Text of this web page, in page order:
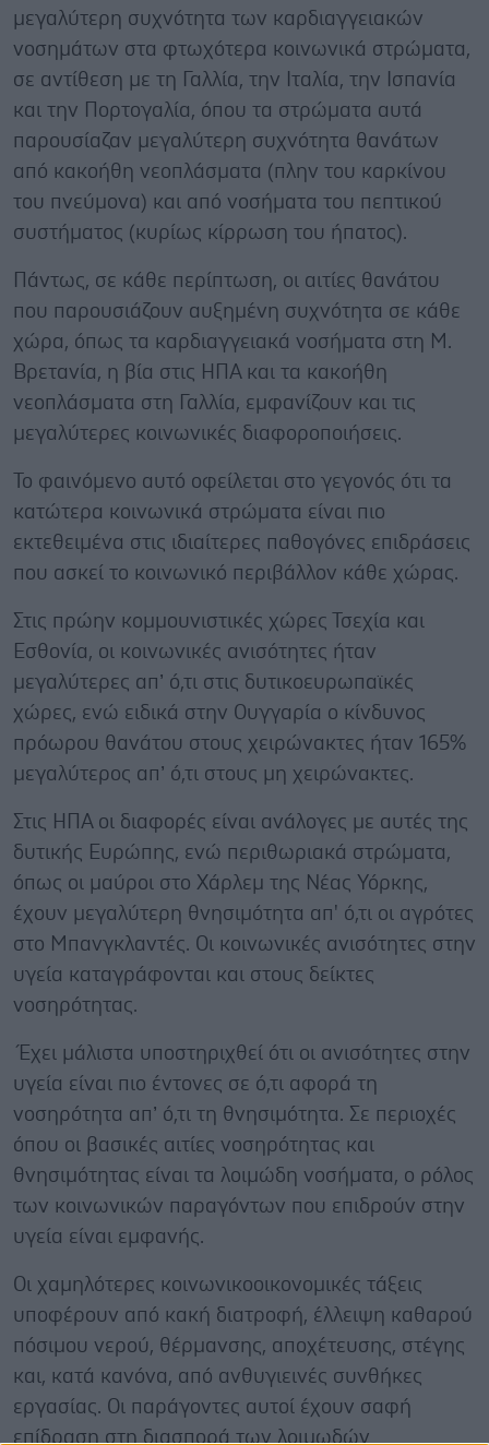
μεγαλύτερη συχνότητα των καρδιαγγειακών
νοσημάτων στα φτωχότερα κοινωνικά στρώματα,
σε αντίθεση με τη Γαλλία, την Ιταλία, την Ισπανία
και την Πορτογαλία, όπου τα στρώματα αυτά
παρουσίαζαν μεγαλύτερη συχνότητα θανάτων
από κακοήθη νεοπλάσματα (πλην του καρκίνου
του πνεύμονα) και από νοσήματα του πεπτικού
συστήματος (κυρίως κίρρωση του ήπατος).
Πάντως, σε κάθε περίπτωση, οι αιτίες θανάτου
που παρουσιάζουν αυξημένη συχνότητα σε κάθε
χώρα, όπως τα καρδιαγγειακά νοσήματα στη Μ.
Βρετανία, η βία στις ΗΠΑ και τα κακοήθη
νεοπλάσματα στη Γαλλία, εμφανίζουν και τις
μεγαλύτερες κοινωνικές διαφοροποιήσεις.
Το φαινόμενο αυτό οφείλεται στο γεγονός ότι τα
κατώτερα κοινωνικά στρώματα είναι πιο
εκτεθειμένα στις ιδιαίτερες παθογόνες επιδράσεις
που ασκεί το κοινωνικό περιβάλλον κάθε χώρας.
Στις πρώην κομμουνιστικές χώρες Τσεχία και
Εσθονία, οι κοινωνικές ανισότητες ήταν
μεγαλύτερες απ’ ό,τι στις δυτικοευρωπαϊκές
χώρες, ενώ ειδικά στην Ουγγαρία ο κίνδυνος
πρόωρου θανάτου στους χειρώνακτες ήταν 165%
μεγαλύτερος απ’ ό,τι στους μη χειρώνακτες.
Στις ΗΠΑ οι διαφορές είναι ανάλογες με αυτές της
δυτικής Ευρώπης, ενώ περιθωριακά στρώματα,
όπως οι μαύροι στο Χάρλεμ της Νέας Υόρκης,
έχουν μεγαλύτερη θνησιμότητα απ' ό,τι οι αγρότες
στο Μπανγκλαντές. Οι κοινωνικές ανισότητες στην
υγεία καταγράφονται και στους δείκτες
νοσηρότητας.
Έχει μάλιστα υποστηριχθεί ότι οι ανισότητες στην
υγεία είναι πιο έντονες σε ό,τι αφορά τη
νοσηρότητα απ’ ό,τι τη θνησιμότητα. Σε περιοχές
όπου οι βασικές αιτίες νοσηρότητας και
θνησιμότητας είναι τα λοιμώδη νοσήματα, ο ρόλος
των κοινωνικών παραγόντων που επιδρούν στην
υγεία είναι εμφανής.
Οι χαμηλότερες κοινωνικοοικονομικές τάξεις
υποφέρουν από κακή διατροφή, έλλειψη καθαρού
πόσιμου νερού, θέρμανσης, αποχέτευσης, στέγης
και, κατά κανόνα, από ανθυγιεινές συνθήκες
εργασίας. Οι παράγοντες αυτοί έχουν σαφή
επίδραση στη διασπορά των λοιμωδών